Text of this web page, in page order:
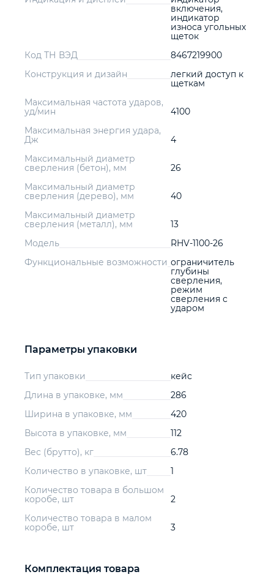
включения,
индикатор
износа угольных
щеток
Код ТН ВЭД
8467219900
Конструкция и дизайн
легкий доступ к
щеткам
Максимальная частота ударов,
уд/мин
4100
Максимальная энергия удара,
Дж
4
Максимальный диаметр
сверления (бетон), мм
26
Максимальный диаметр
сверления (дерево), мм
40
Максимальный диаметр
сверления (металл), мм
13
Модель
RHV-1100-26
Функциональные возможности ограничитель
глубины
сверления,
режим
сверления с
ударом
Параметры упаковки
Тип упаковки
кейс
Длина в упаковке, мм
286
Ширина в упаковке, мм
420
Высота в упаковке, мм
112
Вес (брутто), кг
6.78
Количество в упаковке, шт
1
Количество товара в большом
коробе, шт
2
Количество товара в малом
коробе, шт
3
Комплектация товара